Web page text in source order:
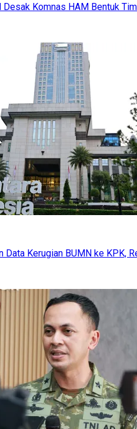
Komnas HAM Bentuk
Data Kerugian BUMN ke KPK,